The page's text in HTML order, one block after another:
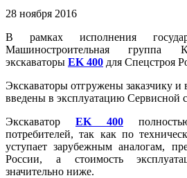
28 ноября 2016
В рамках исполнения
Машиностроительная группа
экскаваторы EK 400 для Спецстроя
Экскаваторы отгружены заказчику и
введены в эксплуатацию Сервисной
Экскаватор EK 400
потребителей, так как по
уступает зарубежным аналогам,
России, а стоимость
значительно ниже.